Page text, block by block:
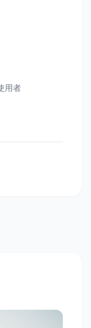
用者